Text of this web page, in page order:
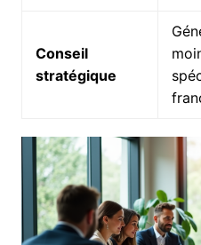
Conseil
stratégique